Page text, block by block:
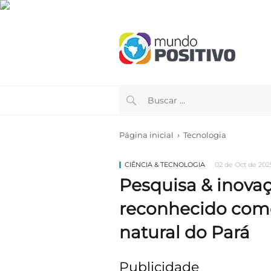
Página inicial › Tecnologia
CIÊNCIA & TECNOLOGIA 02 de Oct de
Pesquisa &
reconhecido
natural do Pará
Publicidade